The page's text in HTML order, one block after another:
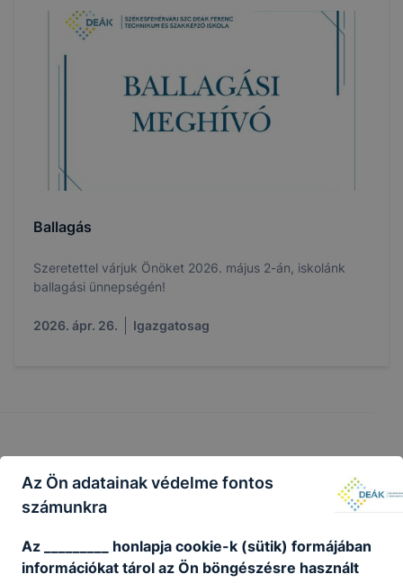
Ballagás
Szeretettel várjuk Önöket 2026. május 2-án, iskolánk
ballagási ünnepségén!
2026. ápr. 26. Igazgatosag
Partnereink
Az Ön adatainak védelme fontos
számunkra
Az _________ honlapja cookie-k (sütik) formájában
információkat tárol az Ön böngészésre használt